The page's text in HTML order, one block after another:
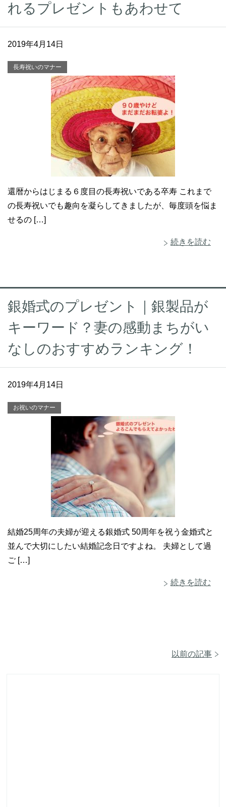
れるプレゼントもあわせて
2019年4月14日
長寿祝いのマナー
還暦からはじまる６度目の長寿祝いである卒寿 これまで
の長寿祝いでも趣向を凝らしてきましたが、毎度頭を悩ま
せるの […]
続きを読む
銀婚式のプレゼント｜銀製品が
キーワード？妻の感動まちがい
なしのおすすめランキング！
2019年4月14日
お祝いのマナー
結婚25周年の夫婦が迎える銀婚式 50周年を祝う金婚式と
並んで大切にしたい結婚記念日ですよね。 夫婦として過
ご […]
続きを読む
以前の記事